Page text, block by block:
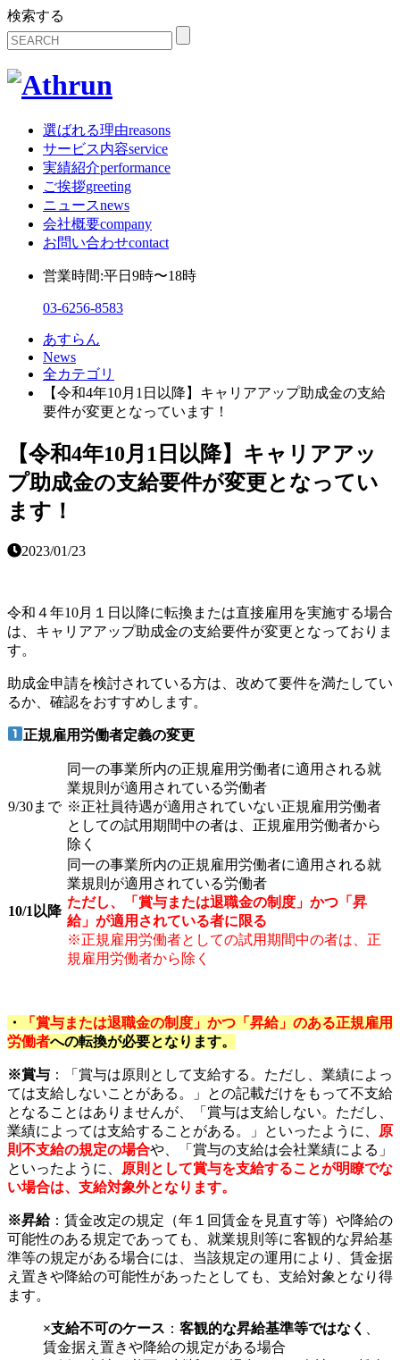
検索する
選ばれる理由reasons
サービス内容service
実績紹介performance
ご挨拶greeting
ニュースnews
会社概要company
お問い合わせcontact
営業時間:平日9時〜18時
03-6256-8583
あすらん
News
全カテゴリ
【令和4年10月1日以降】キャリアアップ助成金の支給
要件が変更となっています！
【令和4年10月1日以降】キャリアアッ
プ助成金の支給要件が変更となってい
ます！
2023/01/23
令和４年10月１日以降に転換または直接雇用を実施する場合
は、キャリアアップ助成金の支給要件が変更となっておりま
す。
助成金申請を検討されている方は、改めて要件を満たしてい
るか、確認をおすすめします。
正規雇用労働者定義の変更
9/30まで
同一の事業所内の正規雇用労働者に適用される就
業規則が適用されている労働者
※正社員待遇が適用されていない正規雇用労働者
としての試用期間中の者は、正規雇用労働者から
除く
10/1以降
同一の事業所内の正規雇用労働者に適用される就
業規則が適用されている労働者
ただし、「賞与または退職金の制度」かつ「昇
給」が適用されている者に限る
※正規雇用労働者としての試用期間中の者は、正
規雇用労働者から除く
・
「賞与または退職金の制度」かつ「昇給」のある正規雇用
労働者への転換が必要となります。
※賞与 ：「賞与は原則として支給する。ただし、業績によっ
ては支給しないことがある。」との記載だけをもって不支給
となることはありませんが、「賞与は支給しない。ただし、
業績によっては支給することがある。」といったように、
原
則不支給の規定の場合や、「賞与の支給は会社業績による」
といったように、
原則として賞与を支給することが明瞭でな
い場合は、支給対象外となります。
※昇給：賃金改定の規定（年１回賃金を見直す等）や降給の
可能性のある規定であっても、就業規則等に客観的な昇給基
準等の規定がある場合には、当該規定の運用により、賃金据
え置きや降給の可能性があったとしても、支給対象となり得
ます。
×支給不可のケース ： 客観的な昇給基準等ではなく
賃金据え置きや降給の規定がある場合